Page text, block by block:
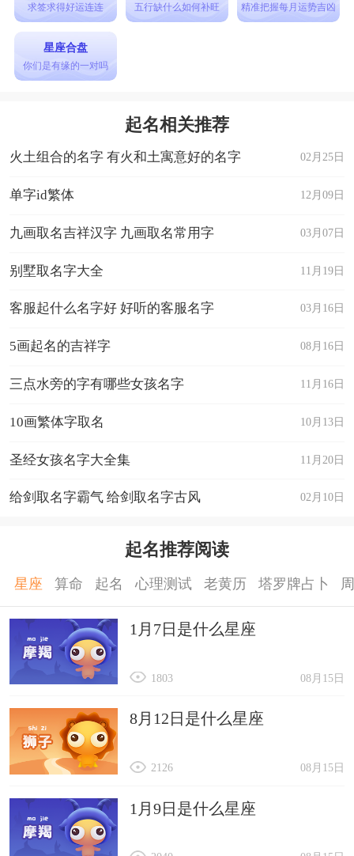
压力。
10、极少真心去爱别人，笔记自我中心，经常让爱
上自己的人饮尽其苦酒。
1、尽量不用笔画繁多和字形不正的字，以避免难
写;
2、尽可能使用好听的褒意诣音，不用不顺耳的贬
3、尽可能使用多音调，即三个字避免同一声调，
念起来响亮有起伏感;
认;
6、在父母的姓字上多下功夫，或拆其字形，或用
2024龙宝宝名字男孩最佳字
1)、【丘】
意，寓意着龙宝宝长大之后，人际关系会特别不
错，可以拥有很多知心之交，在所处的领域还能够
取得很好的成绩，总是能够表现得出类拔萃。
2)、【宸】
这个字用于名字中，有尊贵、德高望重，以及严于
的时候，就可以拥有远大的理想和目标，长大之后
他们会成为远近闻名之人，还可以做出突破性的好
成绩。
3)、【潘】
这个字用于名字中，有着玉树临风、英俊、貌若潘
求签求得好运连连 五行缺什么如何补旺 精准把握每月运势吉凶
星座合盘
你们是有缘的一对吗
起名相关推荐
02月25日
火土组合的名字 有火和土寓意好的名字
12月09日
单字id繁体
03月07日
九画取名吉祥汉字 九画取名常用字
11月19日
别墅取名字大全
03月16日
客服起什么名字好 好听的客服名字
08月16日
5画起名的吉祥字
11月16日
三点水旁的字有哪些女孩名字
10月13日
10画繁体字取名
11月20日
圣经女孩名字大全集
02月10日
给剑取名字霸气 给剑取名字古风
起名推荐阅读
星座 算命 起名 心理测试 老黄历 塔罗牌占卜
1月7日是什么星座
08月15日
1803
8月12日是什么星座
08月15日
2126
1月9日是什么星座